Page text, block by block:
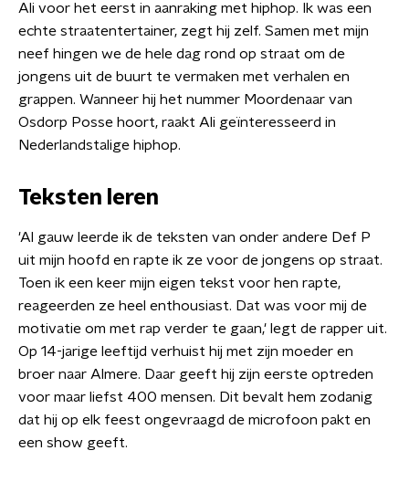
Ali voor het eerst in aanraking met hiphop. Ik was een
echte straatentertainer, zegt hij zelf. Samen met mijn
neef hingen we de hele dag rond op straat om de
jongens uit de buurt te vermaken met verhalen en
grappen. Wanneer hij het nummer Moordenaar van
Osdorp Posse hoort, raakt Ali geïnteresseerd in
Nederlandstalige hiphop.
Teksten leren
'Al gauw leerde ik de teksten van onder andere Def P
uit mijn hoofd en rapte ik ze voor de jongens op straat.
Toen ik een keer mijn eigen tekst voor hen rapte,
reageerden ze heel enthousiast. Dat was voor mij de
motivatie om met rap verder te gaan,' legt de rapper uit.
Op 14-jarige leeftijd verhuist hij met zijn moeder en
broer naar Almere. Daar geeft hij zijn eerste optreden
voor maar liefst 400 mensen. Dit bevalt hem zodanig
dat hij op elk feest ongevraagd de microfoon pakt en
een show geeft.